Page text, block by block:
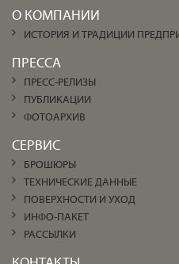
О КОМПАНИИ
ИСТОРИЯ И ТРАДИЦИИ
ПРЕССА
ПРЕСС-РЕЛИЗЫ
ПУБЛИКАЦИИ
ФОТОАРХИВ
СЕРВИС
БРОШЮРЫ
ТЕХНИЧЕСКИЕ ДАННЫЕ
ПОВЕРХНОСТИ И УХОД
ИНФО-ПАКЕТ
РАССЫЛКИ